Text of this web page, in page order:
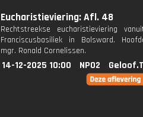
Eucharistieviering: Afl. 48
Rechtstreekse eucharistieviering
Franciscusbasiliek in Bolsward.
mgr. Ronald Cornelissen.
14-12-2025 10:00 NPO2